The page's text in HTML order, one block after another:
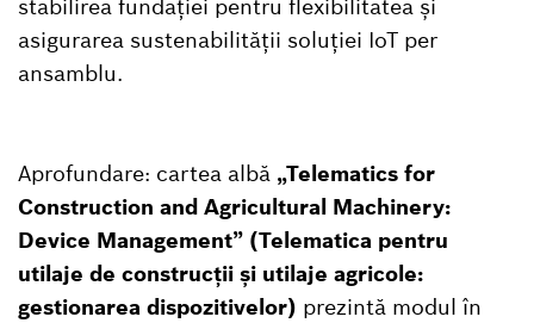
stabilirea fundației pentru flexibilitatea și
asigurarea sustenabilității soluției IoT per
ansamblu.
Aprofundare: cartea albă „Telematics for
Construction and Agricultural Machinery:
Device Management” (Telematica pentru
utilaje de construcții și utilaje agricole:
gestionarea dispozitivelor) prezintă modul în